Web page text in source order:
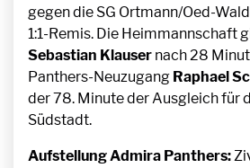
gegen die SG Ortmann/Oed-
1:1-Remis. Die Heimmannschaft
Sebastian Klauser nach 28
Panthers-Neuzugang Raphael
der 78. Minute der Ausgleich für
Südstadt.
Aufstellung Admira Panthers: